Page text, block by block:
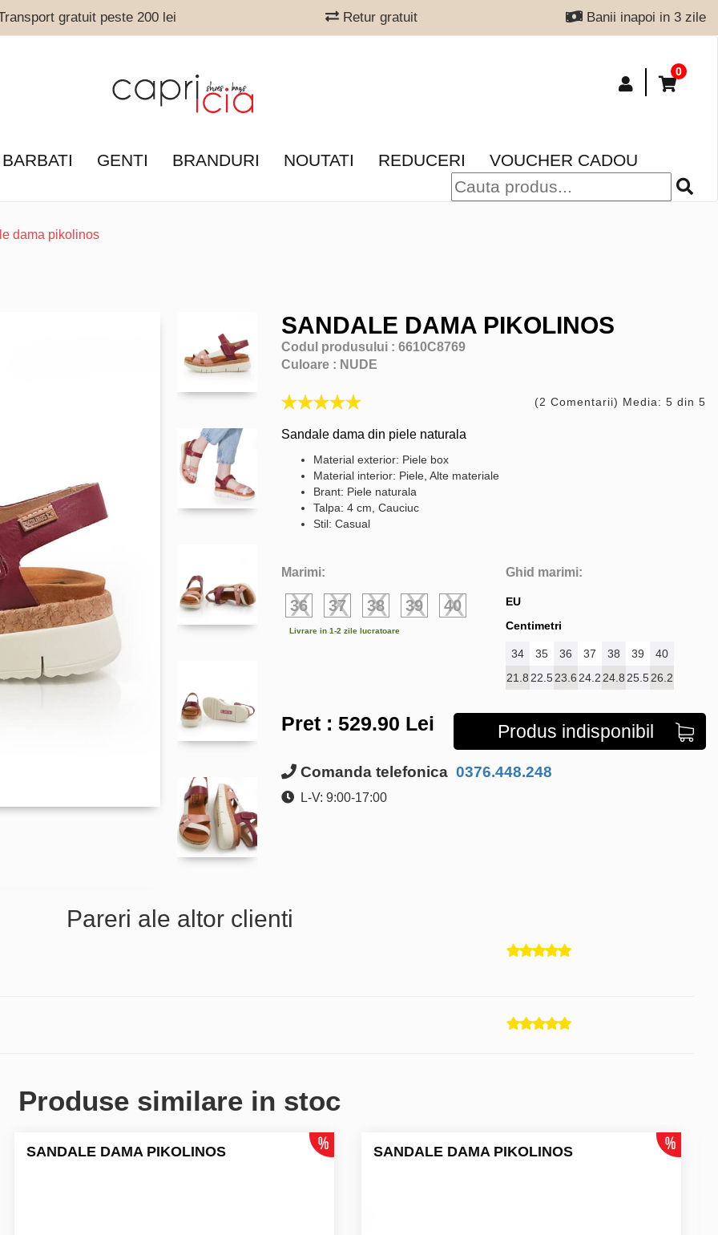
gratuit peste 200 lei Retur gratuit Banii inapoi in 3 zile
0
GENTI BRANDURI NOUTATI REDUCERI VOUCHER CADOU
dama pikolinos
SANDALE DAMA PIKOLINOS
Codul produsului : 6610C8769
Culoare : NUDE
(2 Comentarii) Media: 5 din 5
Sandale dama din piele naturala
Material exterior: Piele box
Material interior: Piele, Alte materiale
Brant: Piele naturala
Talpa: 4 cm, Cauciuc
Stil: Casual
Marimi:
36 37 38 39 40
Livrare in 1-2 zile lucratoare
Ghid marimi:
EU
Centimetri
34 35 36 37 38 39
40
21.8 22.523.6 24.2 24.8 25.526.2
Pret : 529.90 Lei Produs indisponibil
Comanda telefonica 0376.448.248
L-V: 9:00-17:00
Pareri ale altor clienti
Produse similare in stoc
SANDALE DAMA PIKOLINOS SANDALE DAMA PIKOLINOS